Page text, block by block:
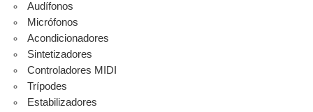
Audífonos
Micrófonos
Acondicionadores
Sintetizadores
Controladores MIDI
Trípodes
Estabilizadores